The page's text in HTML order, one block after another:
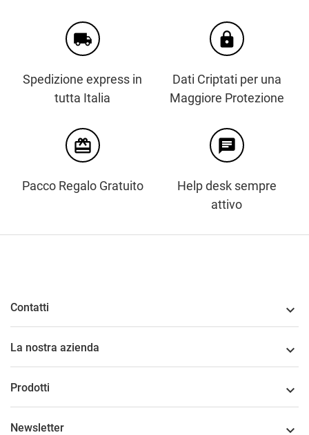
local_shipping
Spedizione express in
tutta Italia
https
Dati Criptati per una
Maggiore Protezione
card_giftcard
Pacco Regalo Gratuito
chat
Help desk sempre
attivo
Contatti 
La nostra azienda 
Prodotti 
Newsletter 